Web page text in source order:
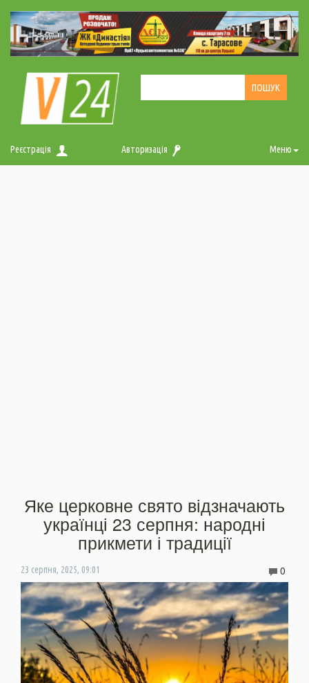
Реєстрація Авторизація Меню
Яке церковне свято відзначають
українці 23 серпня: народні
прикмети і традиції
23 серпня, 2025, 09:01 0